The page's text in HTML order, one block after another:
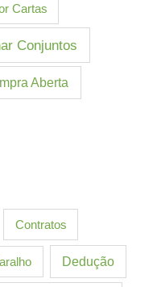
Cartas
Conjuntos
Aberta
Contratos
Dedução